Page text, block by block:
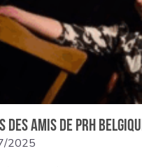
des Amis de PRH
2025